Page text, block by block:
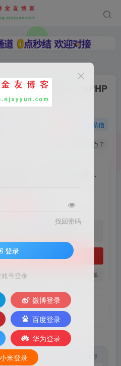
支付系统源码 ThinkPHP
最后一天
私信
7
全新版本码支付个人免签支付系统源码 ThinkPHP框架开发 全开源
SVIP钻石会员
即购买
！建议登陆后购买，可保存购买订单
possibilities.
无限的可能
AI助理
找回密码
登录
号登录
微博登录
百度登录
华为登录
小米登录